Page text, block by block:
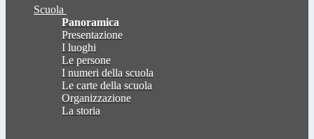
Scuola
Panoramica
Presentazione
I luoghi
Le persone
I numeri della scuola
Le carte della scuola
Organizzazione
La storia